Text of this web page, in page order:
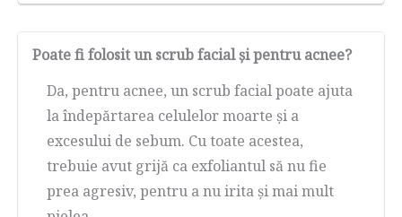
Poate fi folosit un scrub facial și pentru acnee?
Da, pentru acnee, un scrub facial poate ajuta
la îndepărtarea celulelor moarte și a
excesului de sebum. Cu toate acestea,
trebuie avut grijă ca exfoliantul să nu fie
prea agresiv, pentru a nu irita și mai mult